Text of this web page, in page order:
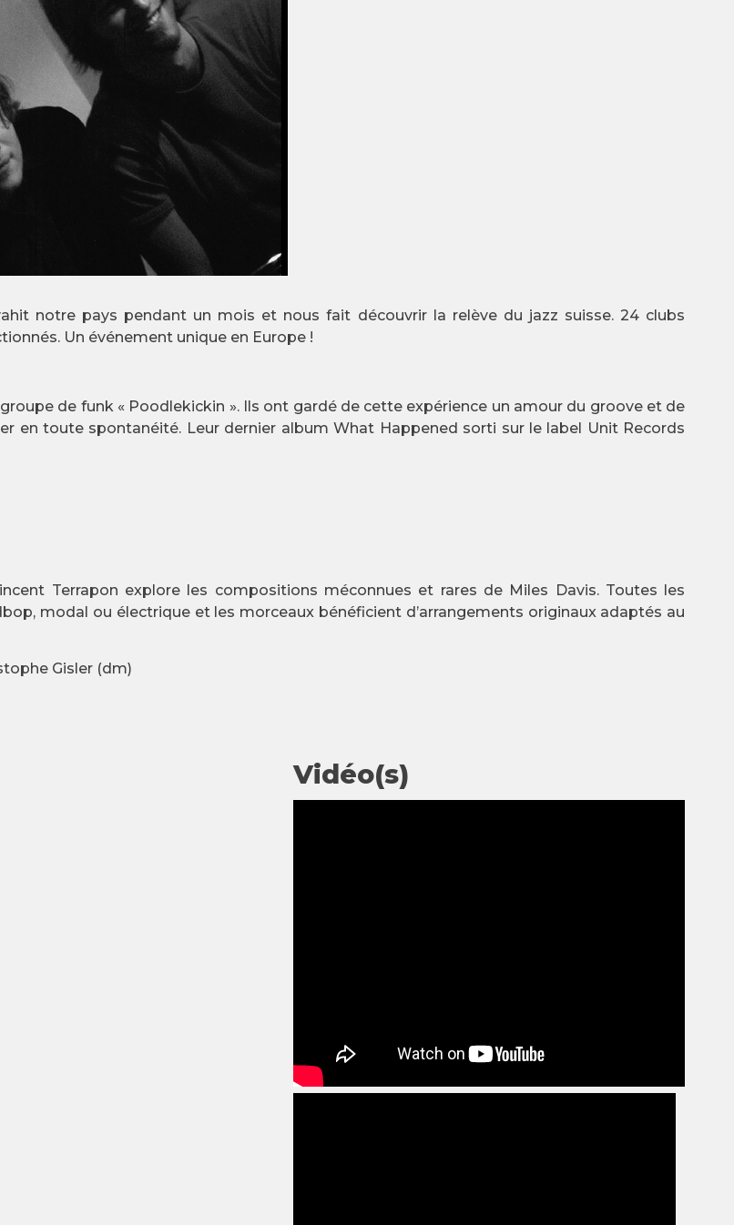
notre pays pendant un mois et nous fait découvrir la relève du jazz suisse. 24 clubs
Un événement unique en Europe !
de funk « Poodlekickin ». Ils ont gardé de cette expérience un amour du groove et de
en toute spontanéité. Leur dernier album What Happened sorti sur le label Unit Records
Terrapon explore les compositions méconnues et rares de Miles Davis. Toutes les
modal ou électrique et les morceaux bénéficient d’arrangements originaux adaptés au
Gisler (dm)
Vidéo(s)